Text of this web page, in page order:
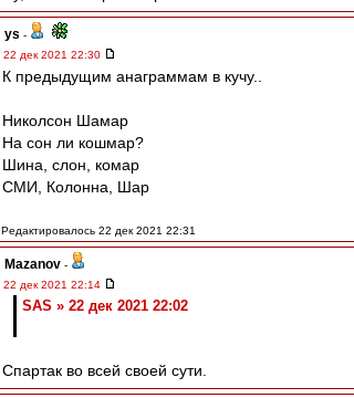
ys -
22 дек 2021 22:30
К предыдущим анаграммам в кучу..
Николсон Шамар
На сон ли кошмар?
Шина, слон, комар
СМИ, Колонна, Шар
Редактировалось 22 дек 2021 22:31
Mazanov -
22 дек 2021 22:14
SAS » 22 дек 2021 22:02
Спартак во всей своей сути.